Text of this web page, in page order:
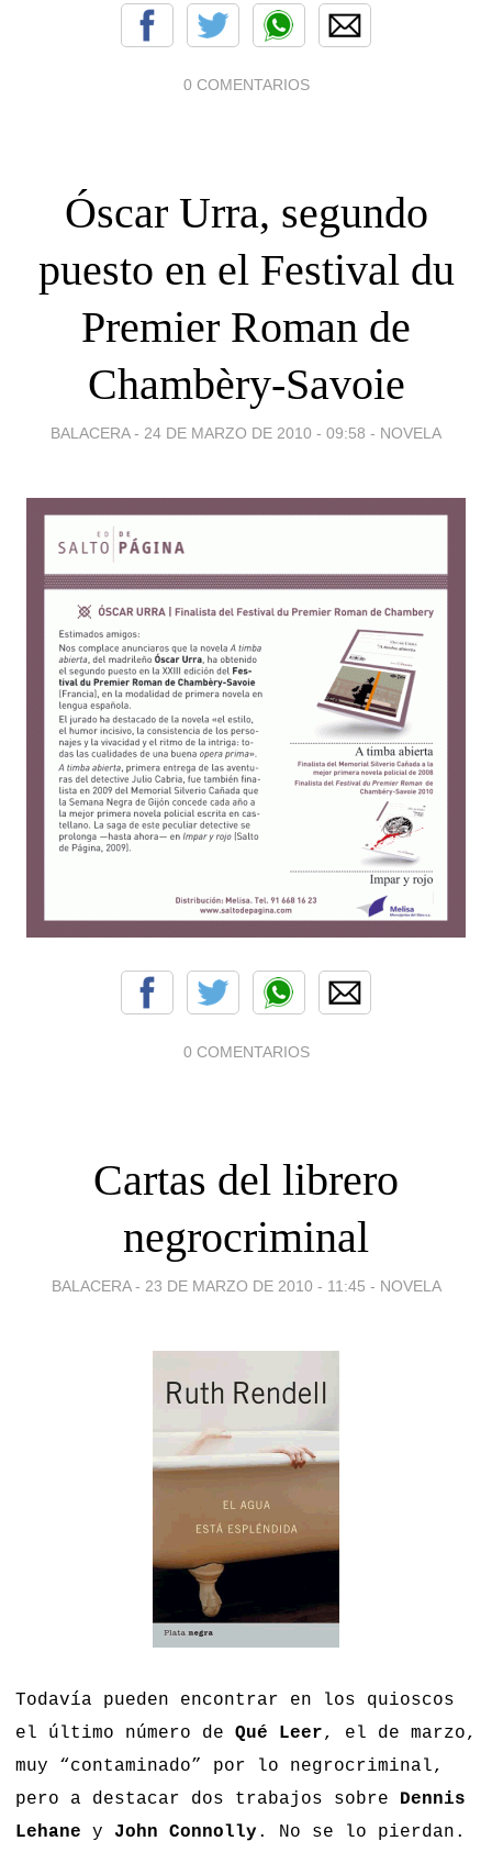
0 COMENTARIOS
Óscar Urra, segundo
puesto en el Festival du
Premier Roman de
Chambèry-Savoie
BALACERA - 24 DE MARZO DE 2010 - 09:58 - NOVELA
0 COMENTARIOS
Cartas del librero
negrocriminal
BALACERA - 23 DE MARZO DE 2010 - 11:45 - NOVELA
Todavía pueden encontrar en los quioscos
el último número de Qué Leer, el de marzo,
muy “contaminado” por lo negrocriminal,
pero a destacar dos trabajos sobre Dennis
Lehane y John Connolly. No se lo pierdan.